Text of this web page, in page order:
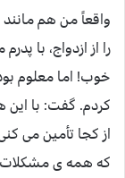
واقعاً من هم
را از ازدواج، با
خوب! اما معلوم
کردم. گفت: با این
از کجا تأمین می
که همه ی مشکلات